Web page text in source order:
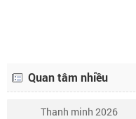
Quan tâm nhiều
Thanh minh 2026